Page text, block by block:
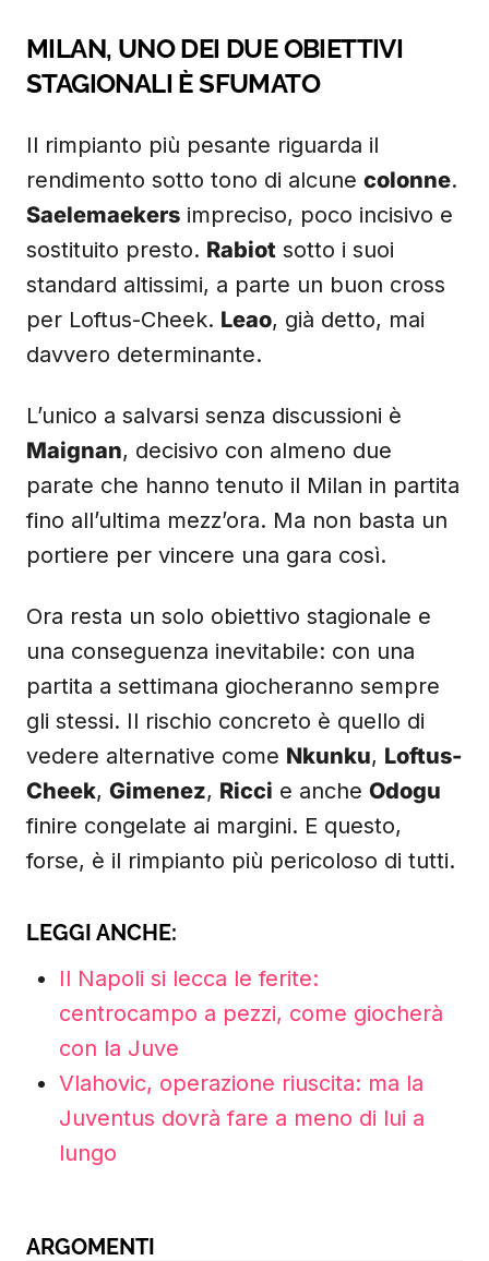
MILAN, UNO DEI DUE OBIETTIVI
STAGIONALI È SFUMATO
Il rimpianto più pesante riguarda il
rendimento sotto tono di alcune colonne.
Saelemaekers impreciso, poco incisivo e
sostituito presto. Rabiot sotto i suoi
standard altissimi, a parte un buon cross
per Loftus-Cheek. Leao, già detto, mai
davvero determinante.
L’unico a salvarsi senza discussioni è
Maignan, decisivo con almeno due
parate che hanno tenuto il Milan in partita
fino all’ultima mezz’ora. Ma non basta un
portiere per vincere una gara così.
Ora resta un solo obiettivo stagionale e
una conseguenza inevitabile: con una
partita a settimana giocheranno sempre
gli stessi. Il rischio concreto è quello di
vedere alternative come Nkunku, Loftus-
Cheek, Gimenez, Ricci e anche Odogu
finire congelate ai margini. E questo,
forse, è il rimpianto più pericoloso di tutti.
LEGGI ANCHE:
Il Napoli si lecca le ferite:
centrocampo a pezzi, come giocherà
con la Juve
Vlahovic, operazione riuscita: ma la
Juventus dovrà fare a meno di lui a
lungo
ARGOMENTI